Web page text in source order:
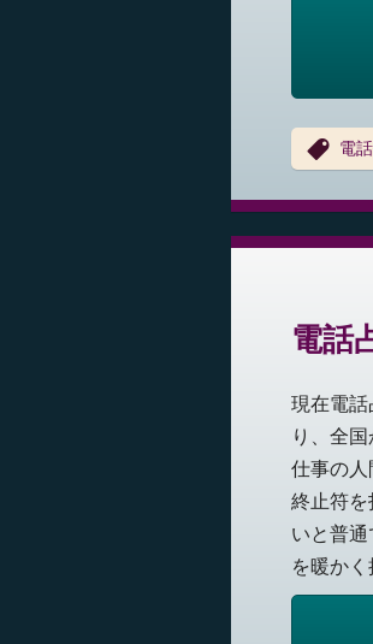
電
電話
現在電話
り、全
仕事の人
終止符を
いと普
を暖か